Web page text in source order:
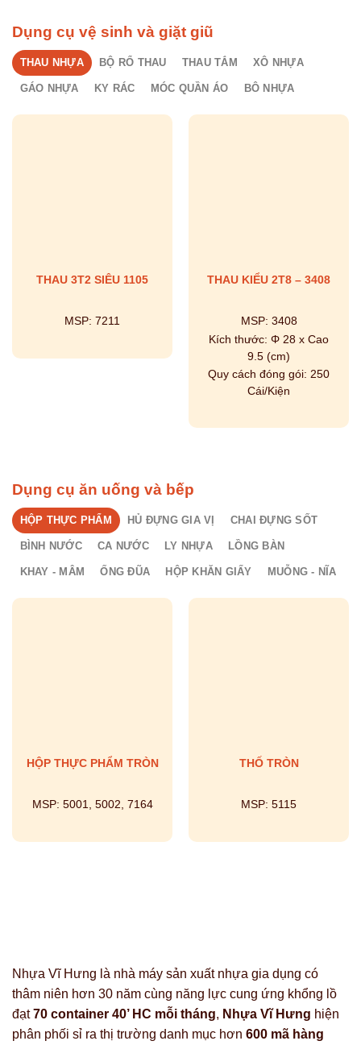
Dụng cụ vệ sinh và giặt giũ
THAU NHỰA BỘ RỔ THAU THAU TẮM XÔ NHỰA
GÁO NHỰA KY RÁC MÓC QUẦN ÁO BÔ NHỰA
THAU 3T2 SIÊU 1105
MSP: 7211
THAU KIỂU 2T8 – 3408
MSP: 3408
Kích thước: Φ 28 x Cao
9.5 (cm)
Quy cách đóng gói: 250
Cái/Kiện
Dụng cụ ăn uống và bếp
HỘP THỰC PHẨM HỦ ĐỰNG GIA VỊ CHAI ĐỰNG SỐT
BÌNH NƯỚC CA NƯỚC LY NHỰA LỒNG BÀN
KHAY - MÂM ỐNG ĐŨA HỘP KHĂN GIẤY MUỖNG - NĨA
HỘP THỰC PHẨM TRÒN
MSP: 5001, 5002, 7164
THỐ TRÒN
MSP: 5115
Nhựa Vĩ Hưng là nhà máy sản xuất nhựa gia dụng có
thâm niên hơn 30 năm cùng năng lực cung ứng khổng lồ
đạt70 container 40’ HC mỗi tháng, Nhựa Vĩ Hưng hiện
phân phối sỉ ra thị trường danh mục hơn 600 mã hàng